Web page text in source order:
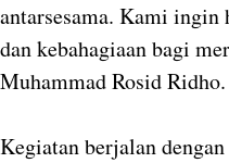
antarsesama. Kami ingin
dan kebahagiaan bagi
Muhammad Rosid Ridho.
Kegiatan berjalan